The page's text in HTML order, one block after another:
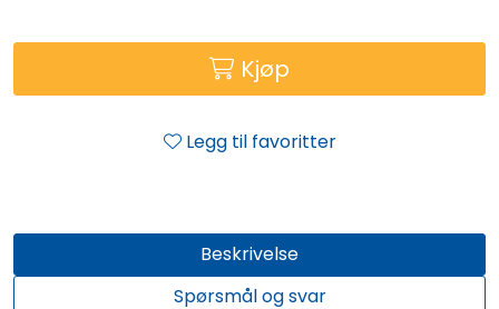
Kjøp
Legg til favoritter
Beskrivelse
Spørsmål og svar